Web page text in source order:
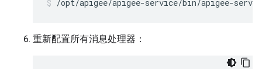
/opt/apigee/apigee-service/bin/apigee-
重新配置所有消息处理器：